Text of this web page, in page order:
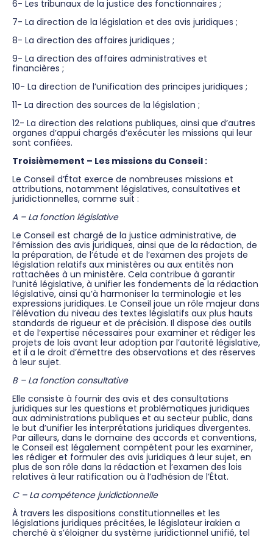
6- Les tribunaux de la justice des fonctionnaires ;
7- La direction de la législation et des avis juridiques ;
8- La direction des affaires juridiques ;
9- La direction des affaires administratives et
financières ;
10- La direction de l’unification des principes juridiques ;
11- La direction des sources de la législation ;
12- La direction des relations publiques, ainsi que d’autres
organes d’appui chargés d’exécuter les missions qui leur
sont confiées.
Troisièmement – Les missions du Conseil :
Le Conseil d’État exerce de nombreuses missions et
attributions, notamment législatives, consultatives et
juridictionnelles, comme suit :
A – La fonction législative
Le Conseil est chargé de la justice administrative, de
l’émission des avis juridiques, ainsi que de la rédaction, de
la préparation, de l’étude et de l’examen des projets de
législation relatifs aux ministères ou aux entités non
rattachées à un ministère. Cela contribue à garantir
l’unité législative, à unifier les fondements de la rédaction
législative, ainsi qu’à harmoniser la terminologie et les
expressions juridiques. Le Conseil joue un rôle majeur dans
l’élévation du niveau des textes législatifs aux plus hauts
standards de rigueur et de précision. Il dispose des outils
et de l’expertise nécessaires pour examiner et rédiger les
projets de lois avant leur adoption par l’autorité législative,
et il a le droit d’émettre des observations et des réserves
à leur sujet.
B – La fonction consultative
Elle consiste à fournir des avis et des consultations
juridiques sur les questions et problématiques juridiques
aux administrations publiques et au secteur public, dans
le but d’unifier les interprétations juridiques divergentes.
Par ailleurs, dans le domaine des accords et conventions,
le Conseil est légalement compétent pour les examiner,
les rédiger et formuler des avis juridiques à leur sujet, en
plus de son rôle dans la rédaction et l’examen des lois
relatives à leur ratification ou à l’adhésion de l’État.
C – La compétence juridictionnelle
À travers les dispositions constitutionnelles et les
législations juridiques précitées, le législateur irakien a
cherché à s’éloigner du système juridictionnel unifié, tel